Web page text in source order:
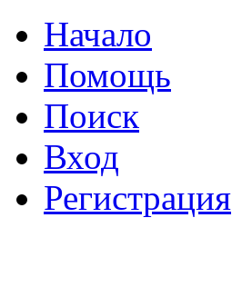
Начало
Помощь
Поиск
Вход
Регистрация